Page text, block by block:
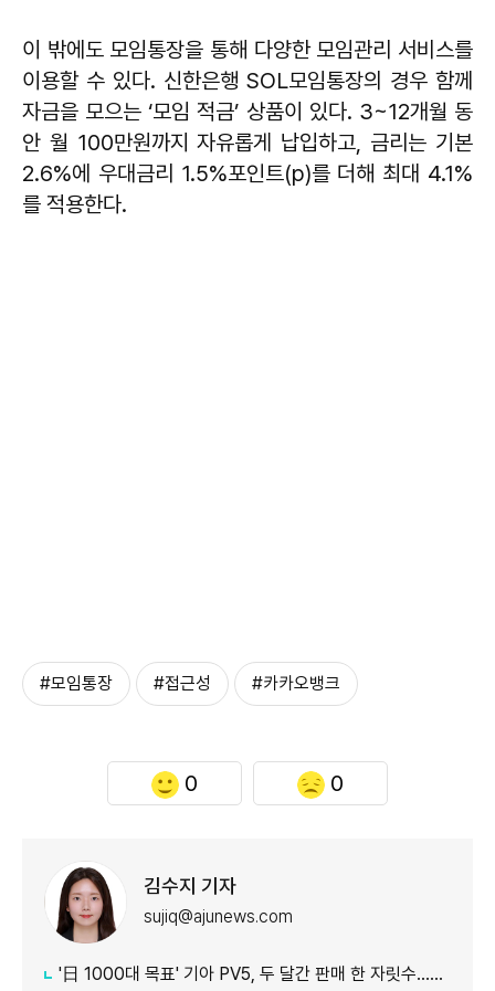
이 밖에도 모임통장을 통해 다양한 모임관리 서비스를
이용할 수 있다. 신한은행 SOL모임통장의 경우 함께
자금을 모으는 ‘모임 적금’ 상품이 있다. 3~12개월 동
안 월 100만원까지 자유롭게 납입하고, 금리는 기본
2.6%에 우대금리 1.5%포인트(p)를 더해 최대 4.1%
를 적용한다.
#모임통장 #접근성 #카카오뱅크
0 0
김수지 기자
sujiq@ajunews.com
'日 1000대 목표' 기아 PV5, 두 달간 판매 한 자릿수…초기 안착 시험대